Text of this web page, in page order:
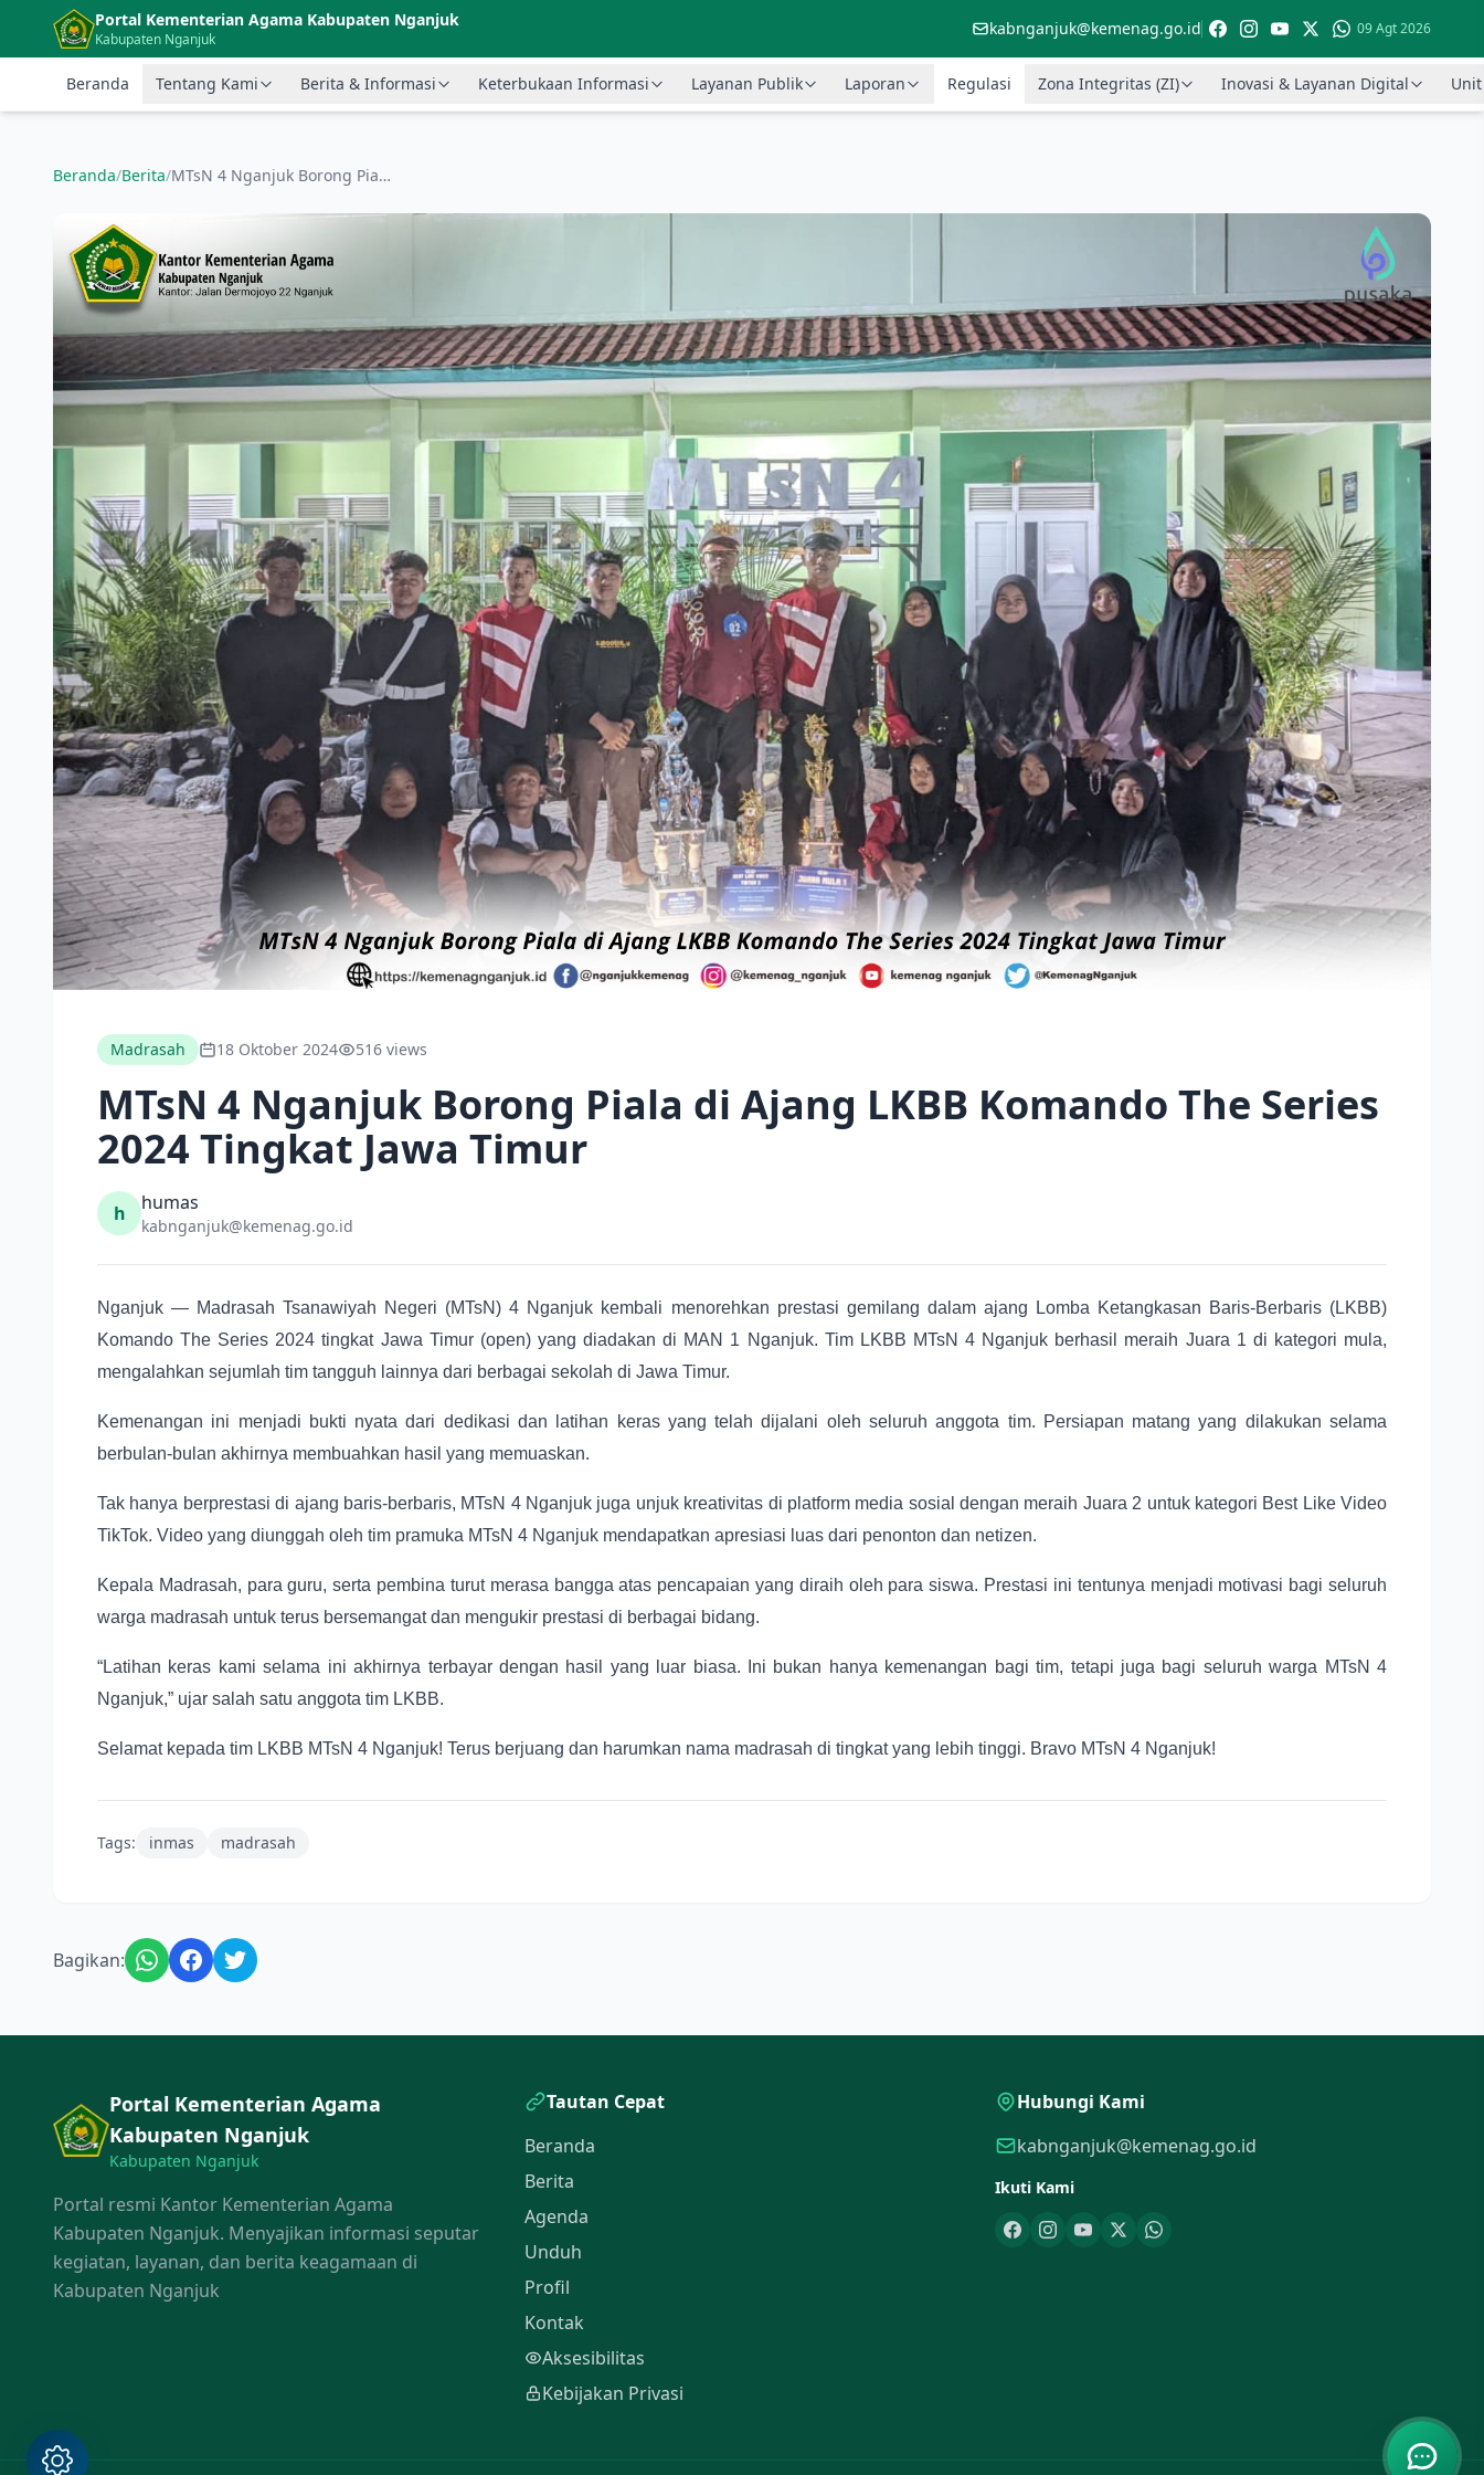
Langsung ke konten utama
Portal Kementerian Agama Kabupaten Nganjuk
Kabupaten Nganjuk
kabnganjuk@kemenag.go.id 09 Agt 2026
Beranda Tentang Kami Berita & Informasi Keterbukaan Informasi Layanan Publik Laporan Regulasi Zona Integritas (ZI) Inovasi & Layanan Digital
Beranda/Berita/ MTsN 4 Nganjuk Borong Piala di Ajang LKBB Komando The Series 2024 Tingkat Jawa Timur
Madrasah 18 Oktober 2024 516 views
MTsN 4 Nganjuk Borong Piala di Ajang LKBB Komando The Series
2024 Tingkat Jawa Timur
h humas
kabnganjuk@kemenag.go.id
Nganjuk — Madrasah Tsanawiyah Negeri (MTsN) 4 Nganjuk kembali menorehkan prestasi gemilang dalam ajang Lomba Ketangkasan Baris-Berbaris (LKBB)
Komando The Series 2024 tingkat Jawa Timur (open) yang diadakan di MAN 1 Nganjuk. Tim LKBB MTsN 4 Nganjuk berhasil meraih Juara 1 di kategori mula,
mengalahkan sejumlah tim tangguh lainnya dari berbagai sekolah di Jawa Timur.
Kemenangan ini menjadi bukti nyata dari dedikasi dan latihan keras yang telah dijalani oleh seluruh anggota tim. Persiapan matang yang dilakukan selama
berbulan-bulan akhirnya membuahkan hasil yang memuaskan.
Tak hanya berprestasi di ajang baris-berbaris, MTsN 4 Nganjuk juga unjuk kreativitas di platform media sosial dengan meraih Juara 2 untuk kategori Best Like Video
TikTok. Video yang diunggah oleh tim pramuka MTsN 4 Nganjuk mendapatkan apresiasi luas dari penonton dan netizen.
Kepala Madrasah, para guru, serta pembina turut merasa bangga atas pencapaian yang diraih oleh para siswa. Prestasi ini tentunya menjadi motivasi bagi seluruh
warga madrasah untuk terus bersemangat dan mengukir prestasi di berbagai bidang.
“Latihan keras kami selama ini akhirnya terbayar dengan hasil yang luar biasa. Ini bukan hanya kemenangan bagi tim, tetapi juga bagi seluruh warga MTsN 4
Nganjuk,” ujar salah satu anggota tim LKBB.
Selamat kepada tim LKBB MTsN 4 Nganjuk! Terus berjuang dan harumkan nama madrasah di tingkat yang lebih tinggi. Bravo MTsN 4 Nganjuk!
Tags: inmas madrasah
Bagikan:
Portal Kementerian Agama
Kabupaten Nganjuk
Kabupaten Nganjuk
Portal resmi Kantor Kementerian Agama
Kabupaten Nganjuk. Menyajikan informasi seputar
kegiatan, layanan, dan berita keagamaan di
Kabupaten Nganjuk
Tautan Cepat
Beranda
Berita
Agenda
Unduh
Profil
Kontak
Aksesibilitas
Kebijakan Privasi
Hubungi Kami
kabnganjuk@kemenag.go.id
Ikuti Kami